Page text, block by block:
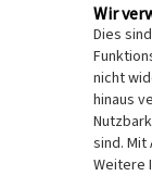
Ihres Namens
entsprechend der
(EU-DSGVO)
Wir
Dies
nicht
hinaus
sind. Mit
Weitere